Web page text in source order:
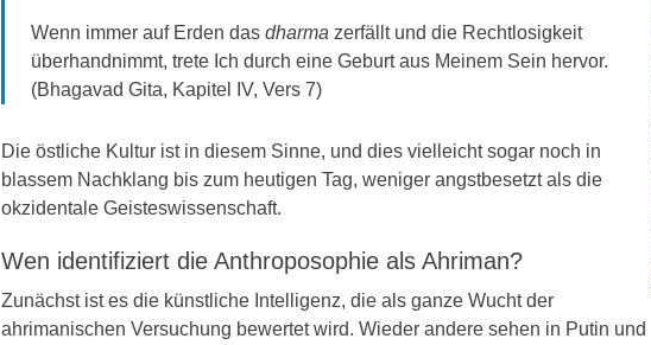
Wenn immer auf Erden dasdharma zerfällt und die Rechtlosigkeit
überhandnimmt, trete Ich durch eine Geburt aus Meinem Sein hervor.
(Bhagavad Gita, Kapitel IV, Vers 7)
Die östliche Kultur ist in diesem Sinne, und dies vielleicht sogar noch in
blassem Nachklang bis zum heutigen Tag, weniger angstbesetzt als die
okzidentale Geisteswissenschaft.
Wen identifiziert die Anthroposophie als Ahriman?
Zunächst ist es die künstliche Intelligenz, die als ganze Wucht der
ahrimanischen Versuchung bewertet wird. Wieder andere sehen in Putin und